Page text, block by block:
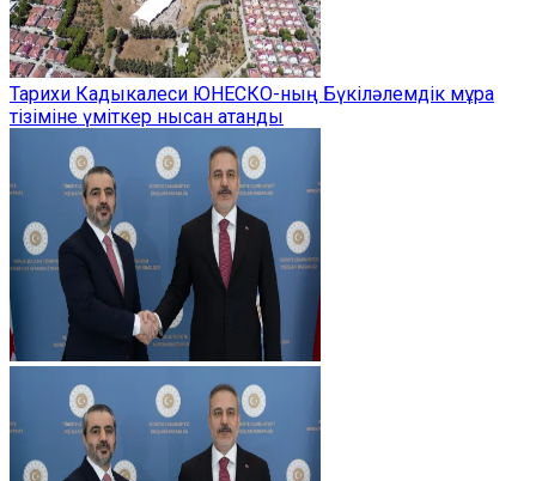
Тарихи Кадыкалеси ЮНЕСКО-ның Бүкіләлемдік мұра
тізіміне үміткер нысан атанды